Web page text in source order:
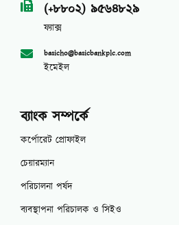
(+৮৮০২) ৯৫৬৪৮২৯
ফ্যাক্স
basicho@basicbankplc.com
ইমেইল
ব্যাংক সম্পর্কে
কর্পোরেট প্রোফাইল
চেয়ারম্যান
পরিচালনা পর্ষদ
ব্যবস্থাপনা পরিচালক ও সিইও